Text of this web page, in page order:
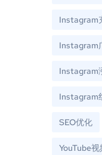
Instagram
Instagram
Instagram
Instagram
SEO优化
YouTube